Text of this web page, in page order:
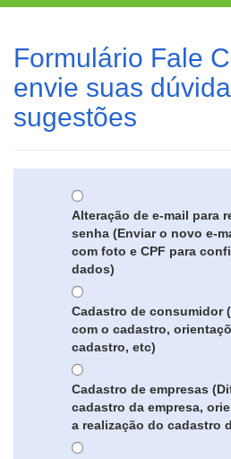
Formulário Fale
envie suas
sugestões
Alteração de e-mail para
senha (Enviar o novo e-
com foto e CPF para
dados)
Cadastro de consumidor
com o cadastro,
cadastro, etc)
Cadastro de empresas
cadastro da empresa,
a realização do cadastro